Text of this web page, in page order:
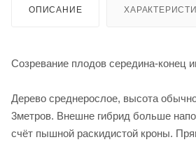
ОПИСАНИЕ
Созревание плодов середина-конец
Дерево среднерослое, высота
3метров. Внешне гибрид больше
счёт пышной раскидистой кроны.